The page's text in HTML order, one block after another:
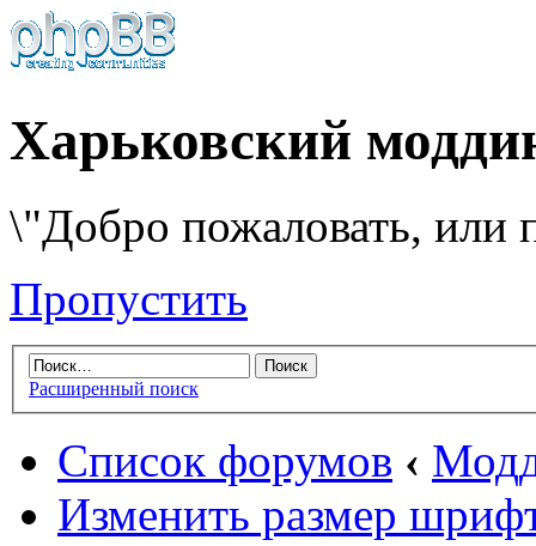
Харьковский
\"Добро пожаловать, или
Пропустить
Расширенный поиск
Список форумов ‹
Изменить размер